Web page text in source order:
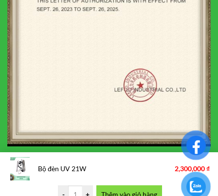
Bộ đèn UV 21W 2,300,000₫
- + Thêm vào giỏ hàng
MasterCardCash